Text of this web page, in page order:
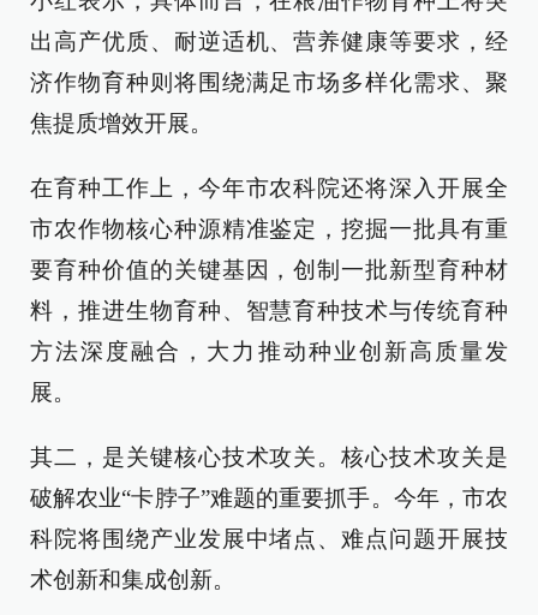
出高产优质、耐逆适机、营养健康等要求，经
济作物育种则将围绕满足市场多样化需求、聚
焦提质增效开展。
在育种工作上，今年市农科院还将深入开展全
市农作物核心种源精准鉴定，挖掘一批具有重
要育种价值的关键基因，创制一批新型育种材
料，推进生物育种、智慧育种技术与传统育种
方法深度融合，大力推动种业创新高质量发
展。
其二，是关键核心技术攻关。核心技术攻关是
破解农业“卡脖子”难题的重要抓手。今年，市农
科院将围绕产业发展中堵点、难点问题开展技
术创新和集成创新。